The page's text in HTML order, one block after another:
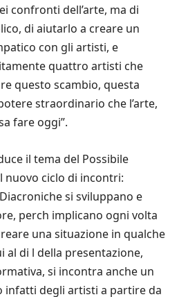
confronti dell’arte, ma di
di aiutarlo a creare un
con gli artisti, e
quattro artisti che
questo scambio, questa
straordinario che l’arte,
fare oggi”.
il tema del Possibile
nuovo ciclo di incontri:
si sviluppano e
perch implicano ogni volta
una situazione in qualche
al di l della presentazione,
si incontra anche un
infatti degli artisti a partire da